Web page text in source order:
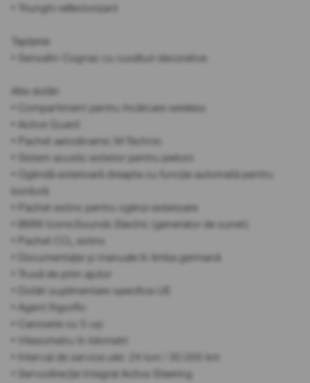
• Triunghi reflectorizant
Tapițerie
• Sensafin Cognac cu cusături decorative
Alte dotări
• Compartiment pentru încărcare wireless
• Active Guard
• Pachet aerodinamic M-Technic
• Sistem acustic exterior pentru pietoni
• Oglindă exterioară dreapta cu funcție automată pentru
bordură
• Pachet extins pentru oglinzi exterioare
• BMW IconicSounds Electric (generator de sunet)
• Pachet CO₂ extins
• Documentație și manuale în limba germană
• Trusă de prim ajutor
• Dotări suplimentare specifice UE
• Agent frigorific
• Caroserie cu 5 uși
• Vitezometru în kilometri
• Interval de service ulei: 24 luni / 30.000 km
• Servodirecție Integral Active Steering